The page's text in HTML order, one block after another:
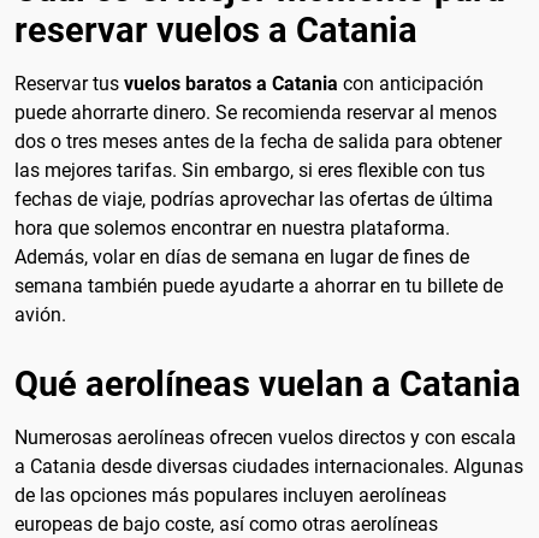
reservar vuelos a Catania
Reservar tus vuelos baratos a Catania con anticipación
puede ahorrarte dinero. Se recomienda reservar al menos
dos o tres meses antes de la fecha de salida para obtener
las mejores tarifas. Sin embargo, si eres flexible con tus
fechas de viaje, podrías aprovechar las ofertas de última
hora que solemos encontrar en nuestra plataforma.
Además, volar en días de semana en lugar de fines de
semana también puede ayudarte a ahorrar en tu billete de
avión.
Qué aerolíneas vuelan a Catania
Numerosas aerolíneas ofrecen vuelos directos y con escala
a Catania desde diversas ciudades internacionales. Algunas
de las opciones más populares incluyen aerolíneas
europeas de bajo coste, así como otras aerolíneas